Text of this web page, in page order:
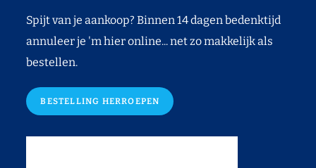
Spijt van je aankoop? Binnen 14 dagen bedenktijd
annuleer je 'm hier online... net zo makkelijk als
bestellen.
BESTELLING HERROEPEN